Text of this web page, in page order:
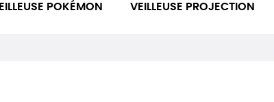
POKÉMON VEILLEUSE PROJECTION